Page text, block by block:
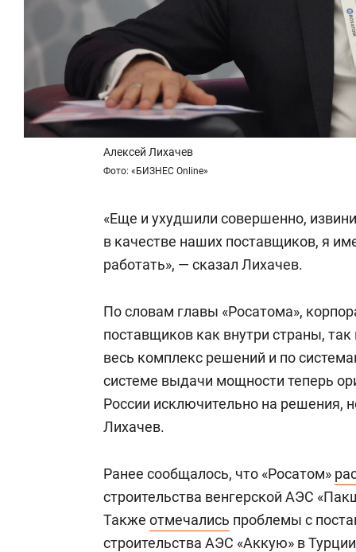
Алексей Лихачев
Фото: «БИЗНЕС Online»
«Еще и ухудшили совершенно,
в качестве наших поставщиков, я
работать», — сказал Лихачев.
По словам главы «Росатома»,
поставщиков как внутри страны,
весь комплекс решений и по
системе выдачи мощности теперь
России исключительно на решения,
Лихачев.
Ранее сообщалось, что «Росатом»
строительства венгерской АЭС
Также отмечались проблемы с
строительства АЭС «Аккую» в